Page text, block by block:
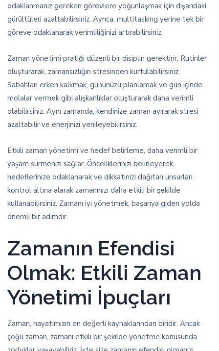
odaklanmanız gereken görevlere yoğunlaşmak için dışarıdaki
gürültüleri azaltabilirsiniz. Ayrıca, multitasking yerine tek bir
göreve odaklanarak verimliliğinizi artırabilirsiniz.
Zaman yönetimi pratiği düzenli bir disiplin gerektirir. Rutinler
oluşturarak, zamansızlığın stresinden kurtulabilirsiniz.
Sabahları erken kalkmak, gününüzü planlamak ve gün içinde
molalar vermek gibi alışkanlıklar oluşturarak daha verimli
olabilirsiniz. Aynı zamanda, kendinize zaman ayırarak stresi
azaltabilir ve enerjinizi yenileyebilirsiniz.
Etkili zaman yönetimi ve hedef belirleme, daha verimli bir
yaşam sürmenizi sağlar. Önceliklerinizi belirleyerek,
hedeflerinize odaklanarak ve dikkatinizi dağıtan unsurları
kontrol altına alarak zamanınızı daha etkili bir şekilde
kullanabilirsiniz. Zamanı iyi yönetmek, başarıya giden yolda
önemli bir adımdır.
Zamanın Efendisi
Olmak: Etkili Zaman
Yönetimi İpuçları
Zaman, hayatımızın en değerli kaynaklarından biridir. Ancak
çoğu zaman, zamanı etkili bir şekilde yönetme konusunda